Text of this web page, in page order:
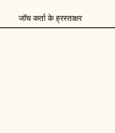
जॉच कर्ता के ह्रस्ताक्षर